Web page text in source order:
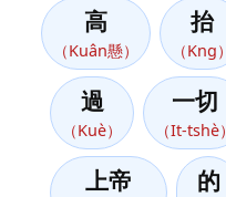
高
（Kuân懸）
抬
（Kng）
過
（Kuè）
一切
（It-tshè）
上帝 的